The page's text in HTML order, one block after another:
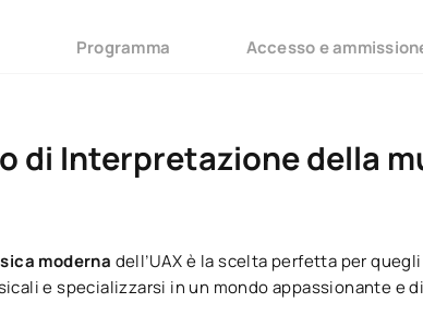
Programma Accesso e
di Interpretazione della
moderna dell’UAX è la scelta perfetta per
e specializzarsi in un mondo appassionante e